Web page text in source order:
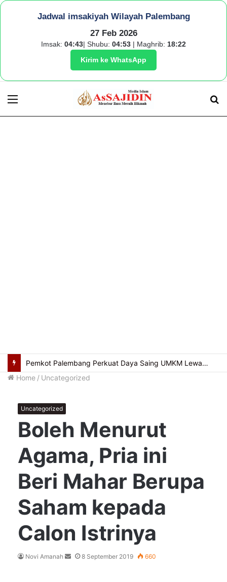
Jadwal imsakiyah Wilayah Palembang
27 Feb 2026
Imsak: 04:43| Shubu: 04:53 | Maghrib: 18:22
Kirim ke WhatsApp
Menu
Usung Filosofi Kapal Sriwijaya, Masjid Al Fathul Akbar Siap Tampil Lebih Ikonik
Home / Uncategorized
Uncategorized
Boleh Menurut
Agama, Pria ini
Beri Mahar Berupa
Saham kepada
Calon Istrinya
Novi Amanah
Send8 September 2019 660